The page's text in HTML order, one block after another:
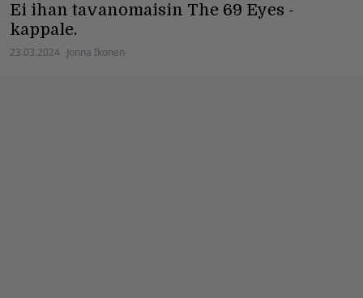
Ei ihan tavanomaisin The 69 Eyes -
kappale.
23.03.2024 Jonna Ikonen